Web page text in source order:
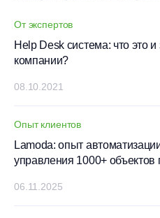
От экспертов
Help Desk система: что это
компании?
08.10.2021
Опыт клиентов
Lamoda: опыт
управления 1000+ объектов
06.11.2025